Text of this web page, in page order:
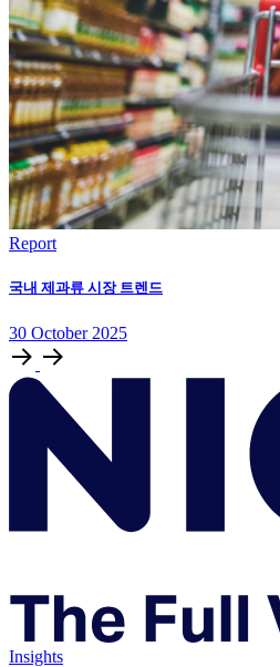
Report
국내 제과류 시장 트렌드
30 October 2025
Insights